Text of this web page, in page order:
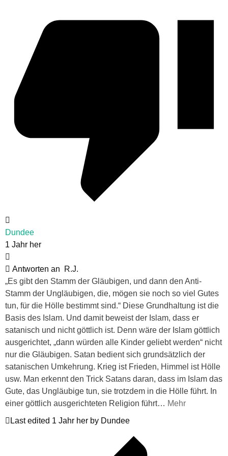
Dundee
1 Jahr her
Antworten an
R.J.
„Es gibt den Stamm der Gläubigen, und dann den Anti-
Stamm der Ungläubigen, die, mögen sie noch so viel Gutes
tun, für die Hölle bestimmt sind.“ Diese Grundhaltung ist die
Basis des Islam. Und damit beweist der Islam, dass er
satanisch und nicht göttlich ist. Denn wäre der Islam göttlich
ausgerichtet, „dann würden alle Kinder geliebt werden“ nicht
nur die Gläubigen. Satan bedient sich grundsätzlich der
satanischen Umkehrung. Krieg ist Frieden, Himmel ist Hölle
usw. Man erkennt den Trick Satans daran, dass im Islam das
Gute, das Ungläubige tun, sie trotzdem in die Hölle führt. In
einer göttlich ausgerichteten Religion führt… Mehr
Last edited 1 Jahr her by Dundee